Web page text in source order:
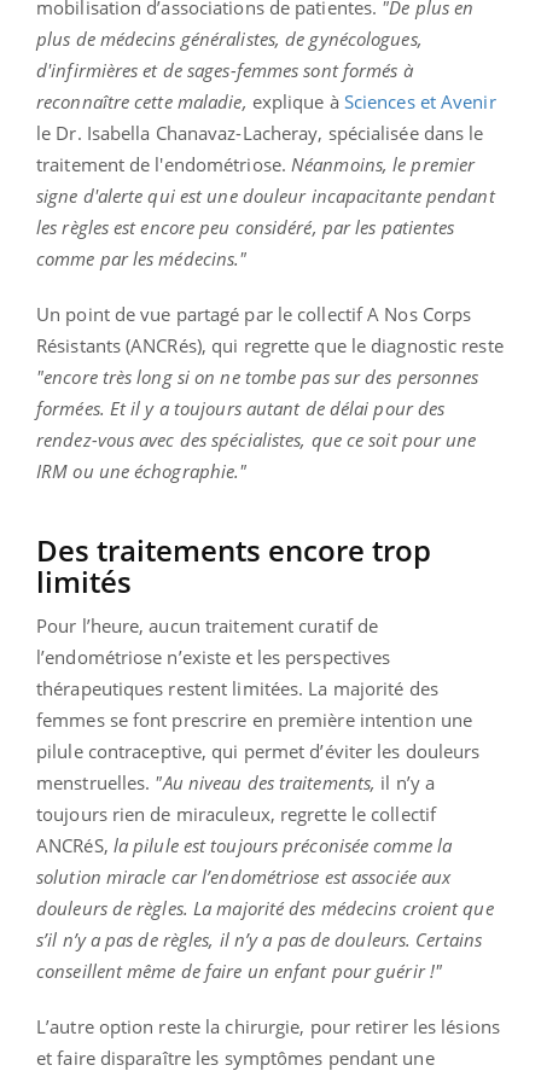
mobilisation d’associations de patientes. "De plus en
plus de médecins généralistes, de gynécologues,
d'infirmières et de sages-femmes sont formés à
reconnaître cette maladie, explique à Sciences et Avenir
le Dr. Isabella Chanavaz-Lacheray, spécialisée dans le
traitement de l'endométriose. Néanmoins, le premier
signe d'alerte qui est une douleur incapacitante pendant
les règles est encore peu considéré, par les patientes
comme par les médecins."
Un point de vue partagé par le collectif A Nos Corps
Résistants (ANCRés), qui regrette que le diagnostic reste
"encore très long si on ne tombe pas sur des personnes
formées. Et il y a toujours autant de délai pour des
rendez-vous avec des spécialistes, que ce soit pour une
IRM ou une échographie."
Des traitements encore trop
limités
Pour l’heure, aucun traitement curatif de
l’endométriose n’existe et les perspectives
thérapeutiques restent limitées. La majorité des
femmes se font prescrire en première intention une
pilule contraceptive, qui permet d’éviter les douleurs
menstruelles. "Au niveau des traitements, il n’y a
toujours rien de miraculeux, regrette le collectif
ANCRéS, la pilule est toujours préconisée comme la
solution miracle car l’endométriose est associée aux
douleurs de règles. La majorité des médecins croient que
s’il n’y a pas de règles, il n’y a pas de douleurs. Certains
conseillent même de faire un enfant pour guérir !"
L’autre option reste la chirurgie, pour retirer les lésions
et faire disparaître les symptômes pendant une